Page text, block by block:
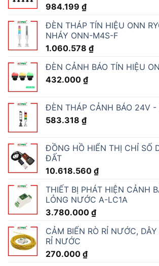
984.199 ₫
ĐÈN THÁP TÍN HIỆU ONN
NHÁY ONN-M4S-F
1.060.578 ₫
ĐÈN CẢNH BÁO TÍN HIỆU
432.000 ₫
ĐÈN THÁP CẢNH BÁO 24V
583.318 ₫
ĐỒNG HỒ HIỂN THỊ CHỈ SỐ
ĐẤT
10.618.560 ₫
THIẾT BỊ PHÁT HIỆN CẢNH
LỎNG NƯỚC A-LC1A
3.780.000 ₫
CẢM BIẾN RÒ RỈ NƯỚC,
RỈ NƯỚC
270.000 ₫